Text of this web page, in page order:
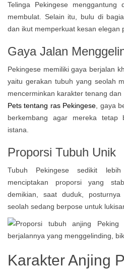
Telinga Pekingese
membulat. Selain itu, bulu di
dan ikut memperkuat kesan elegan
Gaya Jalan
Pekingese memiliki gaya berjalan
yaitu gerakan tubuh yang seolah
mencerminkan karakter tenang
Pets tentang ras Pekingese , gaya
berkembang agar mereka tetap
istana.
Proporsi Tubuh Unik
Tubuh Pekingese sedikit
menciptakan proporsi yang
demikian, saat duduk,
seolah sedang berpose untuk
Karakter Anjing